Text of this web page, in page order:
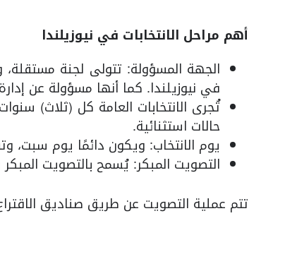
أهم مراحل الانتخابات في نيوزيلندا
الجهة المسؤولة: تتولى لجنة مستقلة،
في نيوزيلندا. كما أنها مسؤولة عن
تُجرى الانتخابات العامة كل (ثلاث)
حالات استثنائية.
يوم الانتخاب: ويكون دائمًا يوم سبت، وتفتح مراكز
التصويت المبكر: يُسمح بالتصويت
تتم عملية التصويت عن طريق صناديق